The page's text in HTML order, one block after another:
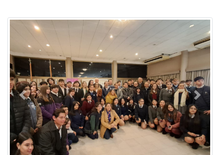
Previous Next